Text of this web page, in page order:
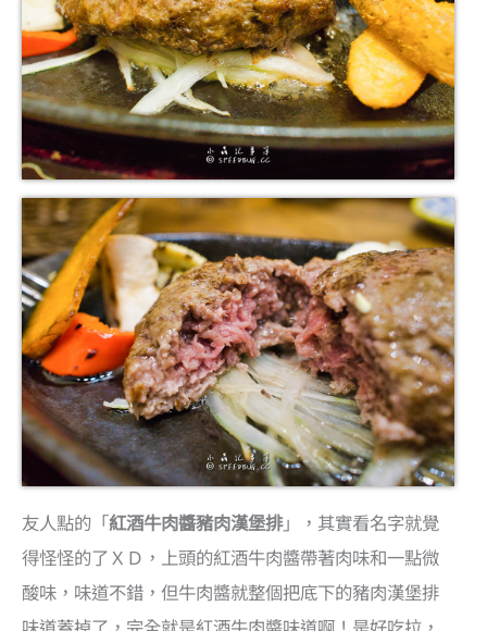
友人點的「紅酒牛肉醬豬肉漢堡排」，其實看名字就覺
得怪怪的了ＸＤ，上頭的紅酒牛肉醬帶著肉味和一點微
酸味，味道不錯，但牛肉醬就整個把底下的豬肉漢堡排